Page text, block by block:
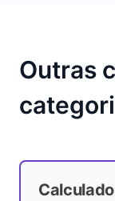
Outras